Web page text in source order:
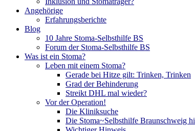
Angehörige
Erfahrungsberichte
Blog
10 Jahre Stoma-Selbsthilfe BS
Forum der Stoma-Selbsthilfe BS
Was ist ein Stoma?
Leben mit einem Stoma?
Gerade bei Hitze gilt: Trinken, Trinken
Grad der Behinderung
Streikt DHL mal wieder?
Vor der Operation!
Die Kliniksuche
Die Stoma~Selbsthilfe Braunschweig